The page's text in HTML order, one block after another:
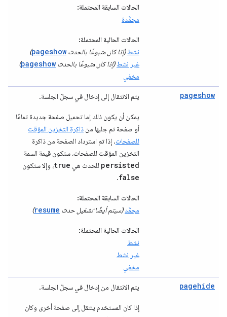
الحالات السابقة المحتملة:
مجمَّدة
الحالات الحالية المحتملة:
نشط (إذا كان متبوعًا بالحدث pageshow
)
غير نشط (إذا كان متبوعًا بالحدث pageshow
)
مخفي
pageshow يتم الانتقال إلى إدخال في سجلّ الجلسة.
يمكن أن يكون ذلك إما تحميل صفحة جديدة تمامًا
أو صفحة تم جلبها من ذاكرة التخزين المؤقت
للصفحات. إذا تم استرداد الصفحة من ذاكرة
التخزين المؤقت للصفحات، ستكون قيمة السمة
persisted للحدث هي true، وإلا ستكون
false
.
الحالات السابقة المحتملة:
مجمَّد (سيتم أيضًا تشغيل حدث resume
)
الحالات الحالية المحتملة:
نشط
غير نشط
مخفي
pagehide يتم الانتقال من إدخال في سجلّ الجلسة.
إذا كان المستخدم ينتقل إلى صفحة أخرى وكان